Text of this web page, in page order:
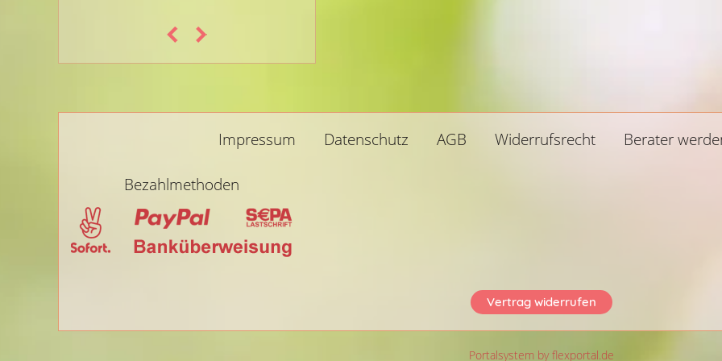
Impressum Datenschutz AGB Widerrufsrecht Berater
Bezahlmethoden
Vertrag widerrufen
Portalsystem by flexportal.de